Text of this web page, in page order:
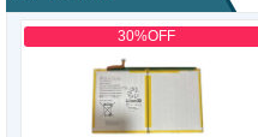
30%OFF